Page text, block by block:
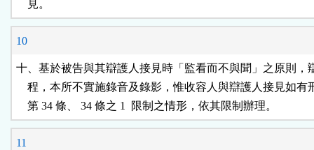
    見。
10
十、基於被告與其辯護人接見時「監看而不與聞」之原則，
程，本所不實施錄音及錄影，惟收容人與辯護人接見如有
    第 34 條、 34 條之 1  限制之情形，依其限制辦理。
11